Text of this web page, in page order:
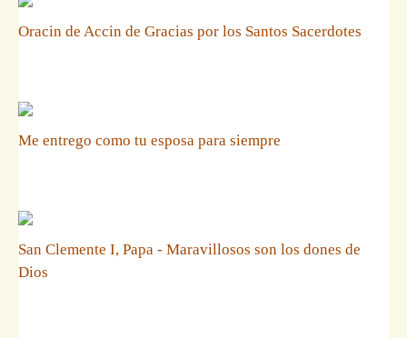
Oracin de Accin de Gracias por los Santos Sacerdotes
Me entrego como tu esposa para siempre
San Clemente I, Papa - Maravillosos son los dones de
Dios